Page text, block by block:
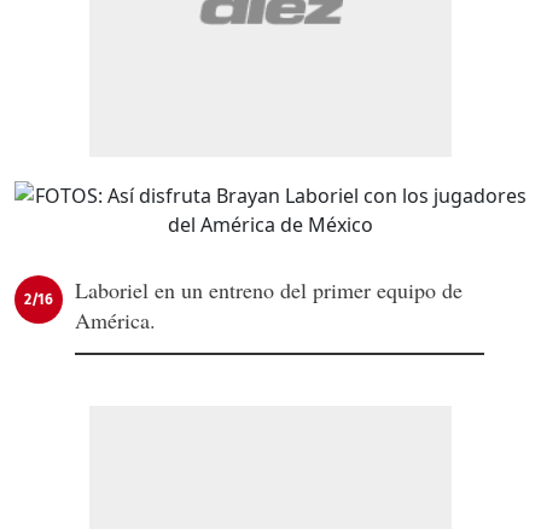
2/16
Laboriel en un entreno del primer equipo de
América.